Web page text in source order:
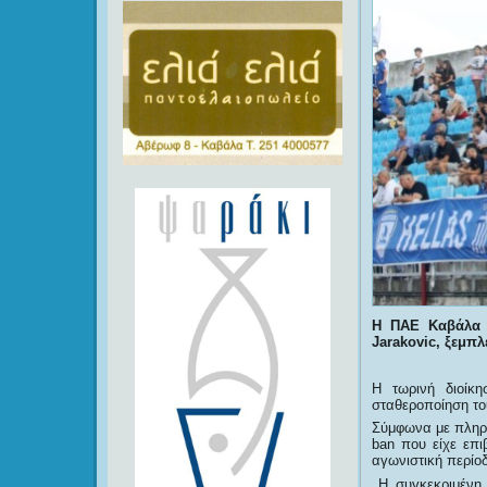
Η ΠΑΕ Καβάλα
Jarakovic,
Η τωρινή
σταθεροποίηση
Σύμφωνα με
ban που είχε
αγωνιστική